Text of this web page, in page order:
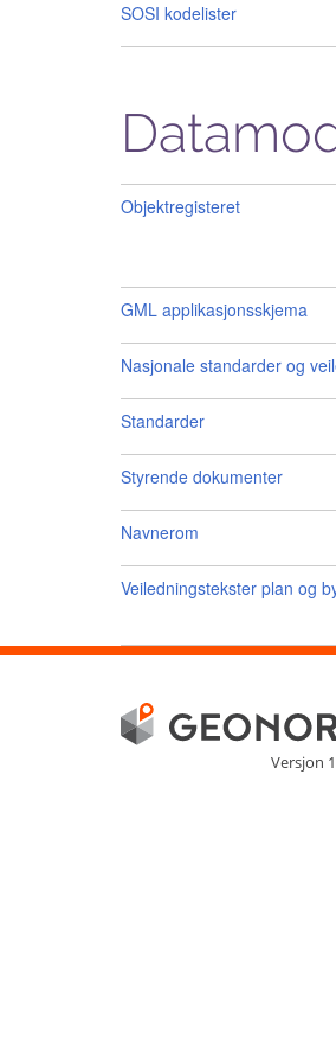
SOSI kodelister
Objektregisteret
GML applikasjonsskjema
Nasjonale standarder og
Standarder
Styrende dokumenter
Navnerom
Veiledningstekster plan og